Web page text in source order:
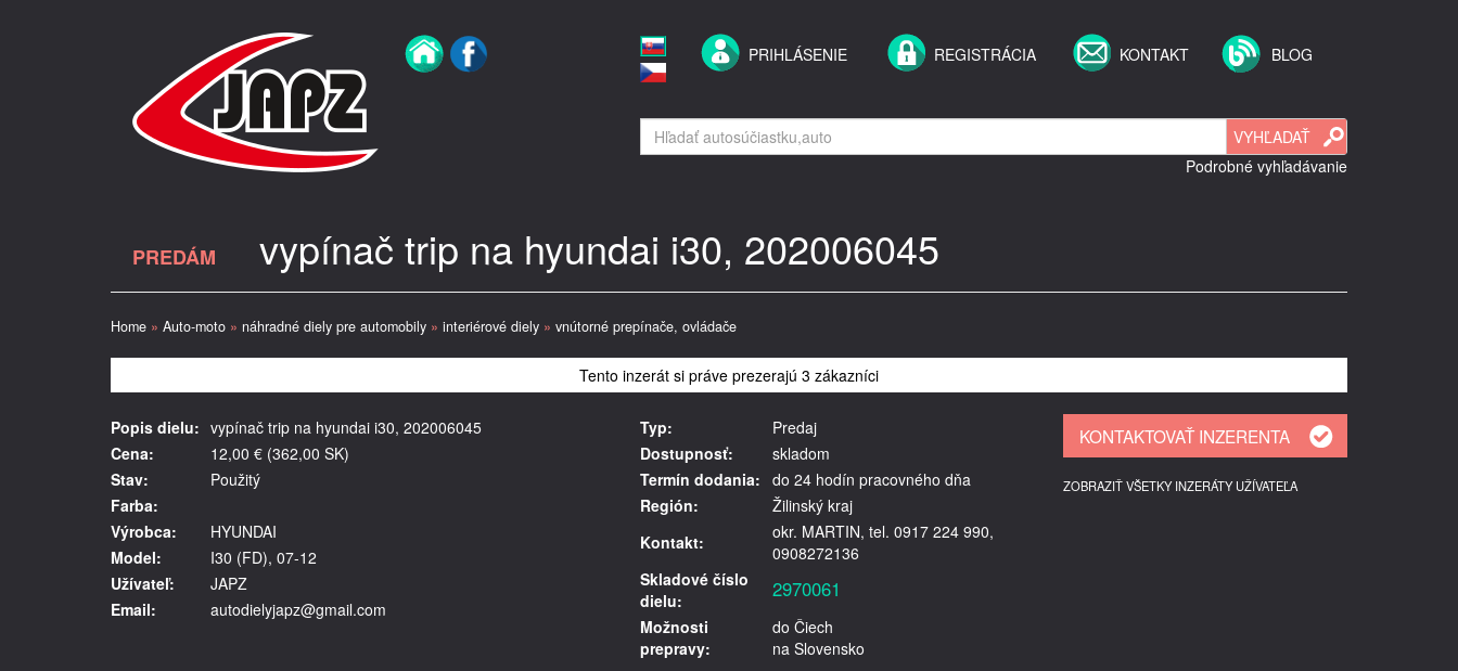
PRIHLÁSENIE REGISTRÁCIA KONTAKT BLOG
Podrobné vyhľadávanie
PREDÁM vypínač trip na hyundai i30, 202006045
Home » Auto-moto » náhradné diely pre automobily » interiérové diely » vnútorné prepínače, ovládače
Tento inzerát si práve prezerajú 3 zákazníci
Popis dielu: vypínač trip na hyundai i30, 202006045
Cena:
12,00 € (362,00 SK)
Stav:
Použitý
Farba:
Výrobca:
HYUNDAI
Model:
I30 (FD), 07-12
Užívateľ:
JAPZ
Email:
autodielyjapz@gmail.com
Typ:
Predaj
Dostupnosť:
skladom
Termín dodania: do 24 hodín pracovného dňa
Región:
Žilinský kraj
Kontakt:
okr. MARTIN, tel. 0917 224 990,
0908272136
Skladové číslo
dielu:
2970061
Možnosti
prepravy:
do Čiech
na Slovensko
ZOBRAZIŤ VŠETKY INZERÁTY UŽÍVATEĽA